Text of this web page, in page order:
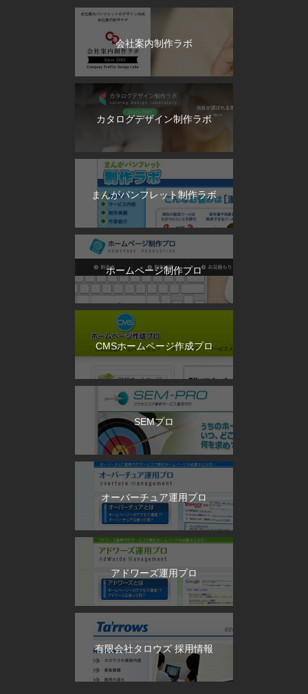
会社案内制作ラボ
カタログデザイン制作ラボ
まんがパンフレット制作ラボ
ホームページ制作プロ
CMSホームページ作成プロ
SEMプロ
オーバーチュア運用プロ
アドワーズ運用プロ
有限会社タロウズ 採用情報